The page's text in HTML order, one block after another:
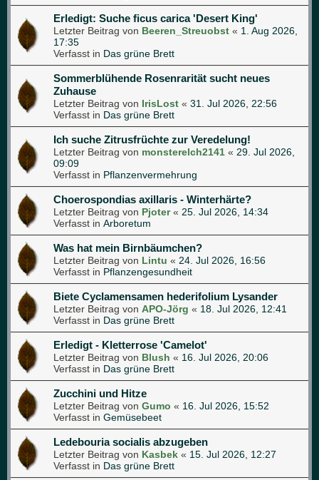
Erledigt: Suche ficus carica 'Desert King'
Letzter Beitrag von Beeren_Streuobst « 1. Aug 2026,
17:35
Verfasst in Das grüne Brett
Sommerblühende Rosenrarität sucht neues
Zuhause
Letzter Beitrag von IrisLost « 31. Jul 2026, 22:56
Verfasst in Das grüne Brett
Ich suche Zitrusfrüchte zur Veredelung!
Letzter Beitrag von monsterelch2141 « 29. Jul 2026,
09:09
Verfasst in Pflanzenvermehrung
Choerospondias axillaris - Winterhärte?
Letzter Beitrag von Pjoter« 25. Jul 2026, 14:34
Verfasst in Arboretum
Was hat mein Birnbäumchen?
Letzter Beitrag von Lintu « 24. Jul 2026, 16:56
Verfasst in Pflanzengesundheit
Biete Cyclamensamen hederifolium Lysander
Letzter Beitrag von APO-Jörg « 18. Jul 2026, 12:41
Verfasst in Das grüne Brett
Erledigt - Kletterrose 'Camelot'
Letzter Beitrag von Blush « 16. Jul 2026, 20:06
Verfasst in Das grüne Brett
Zucchini und Hitze
Letzter Beitrag von Gumo « 16. Jul 2026, 15:52
Verfasst in Gemüsebeet
Ledebouria socialis abzugeben
Letzter Beitrag von Kasbek « 15. Jul 2026, 12:27
Verfasst in Das grüne Brett